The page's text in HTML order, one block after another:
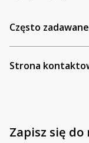
Często
Strona
Zapisz się